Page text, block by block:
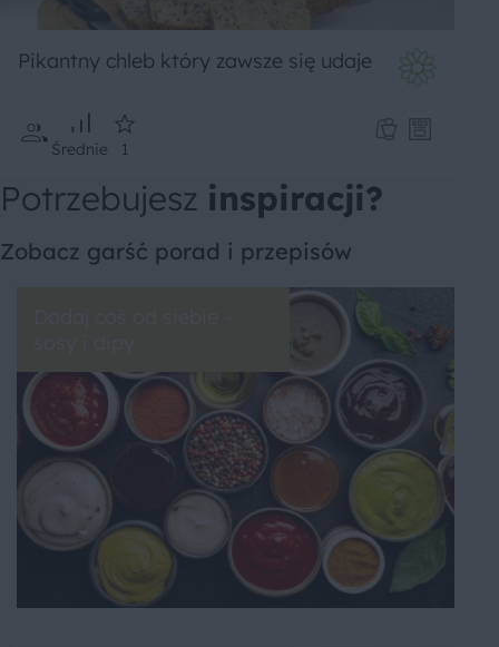
Pikantny chleb który zawsze się udaje
Średnie 1
Potrzebujesz inspiracji?
Zobacz garść porad i przepisów